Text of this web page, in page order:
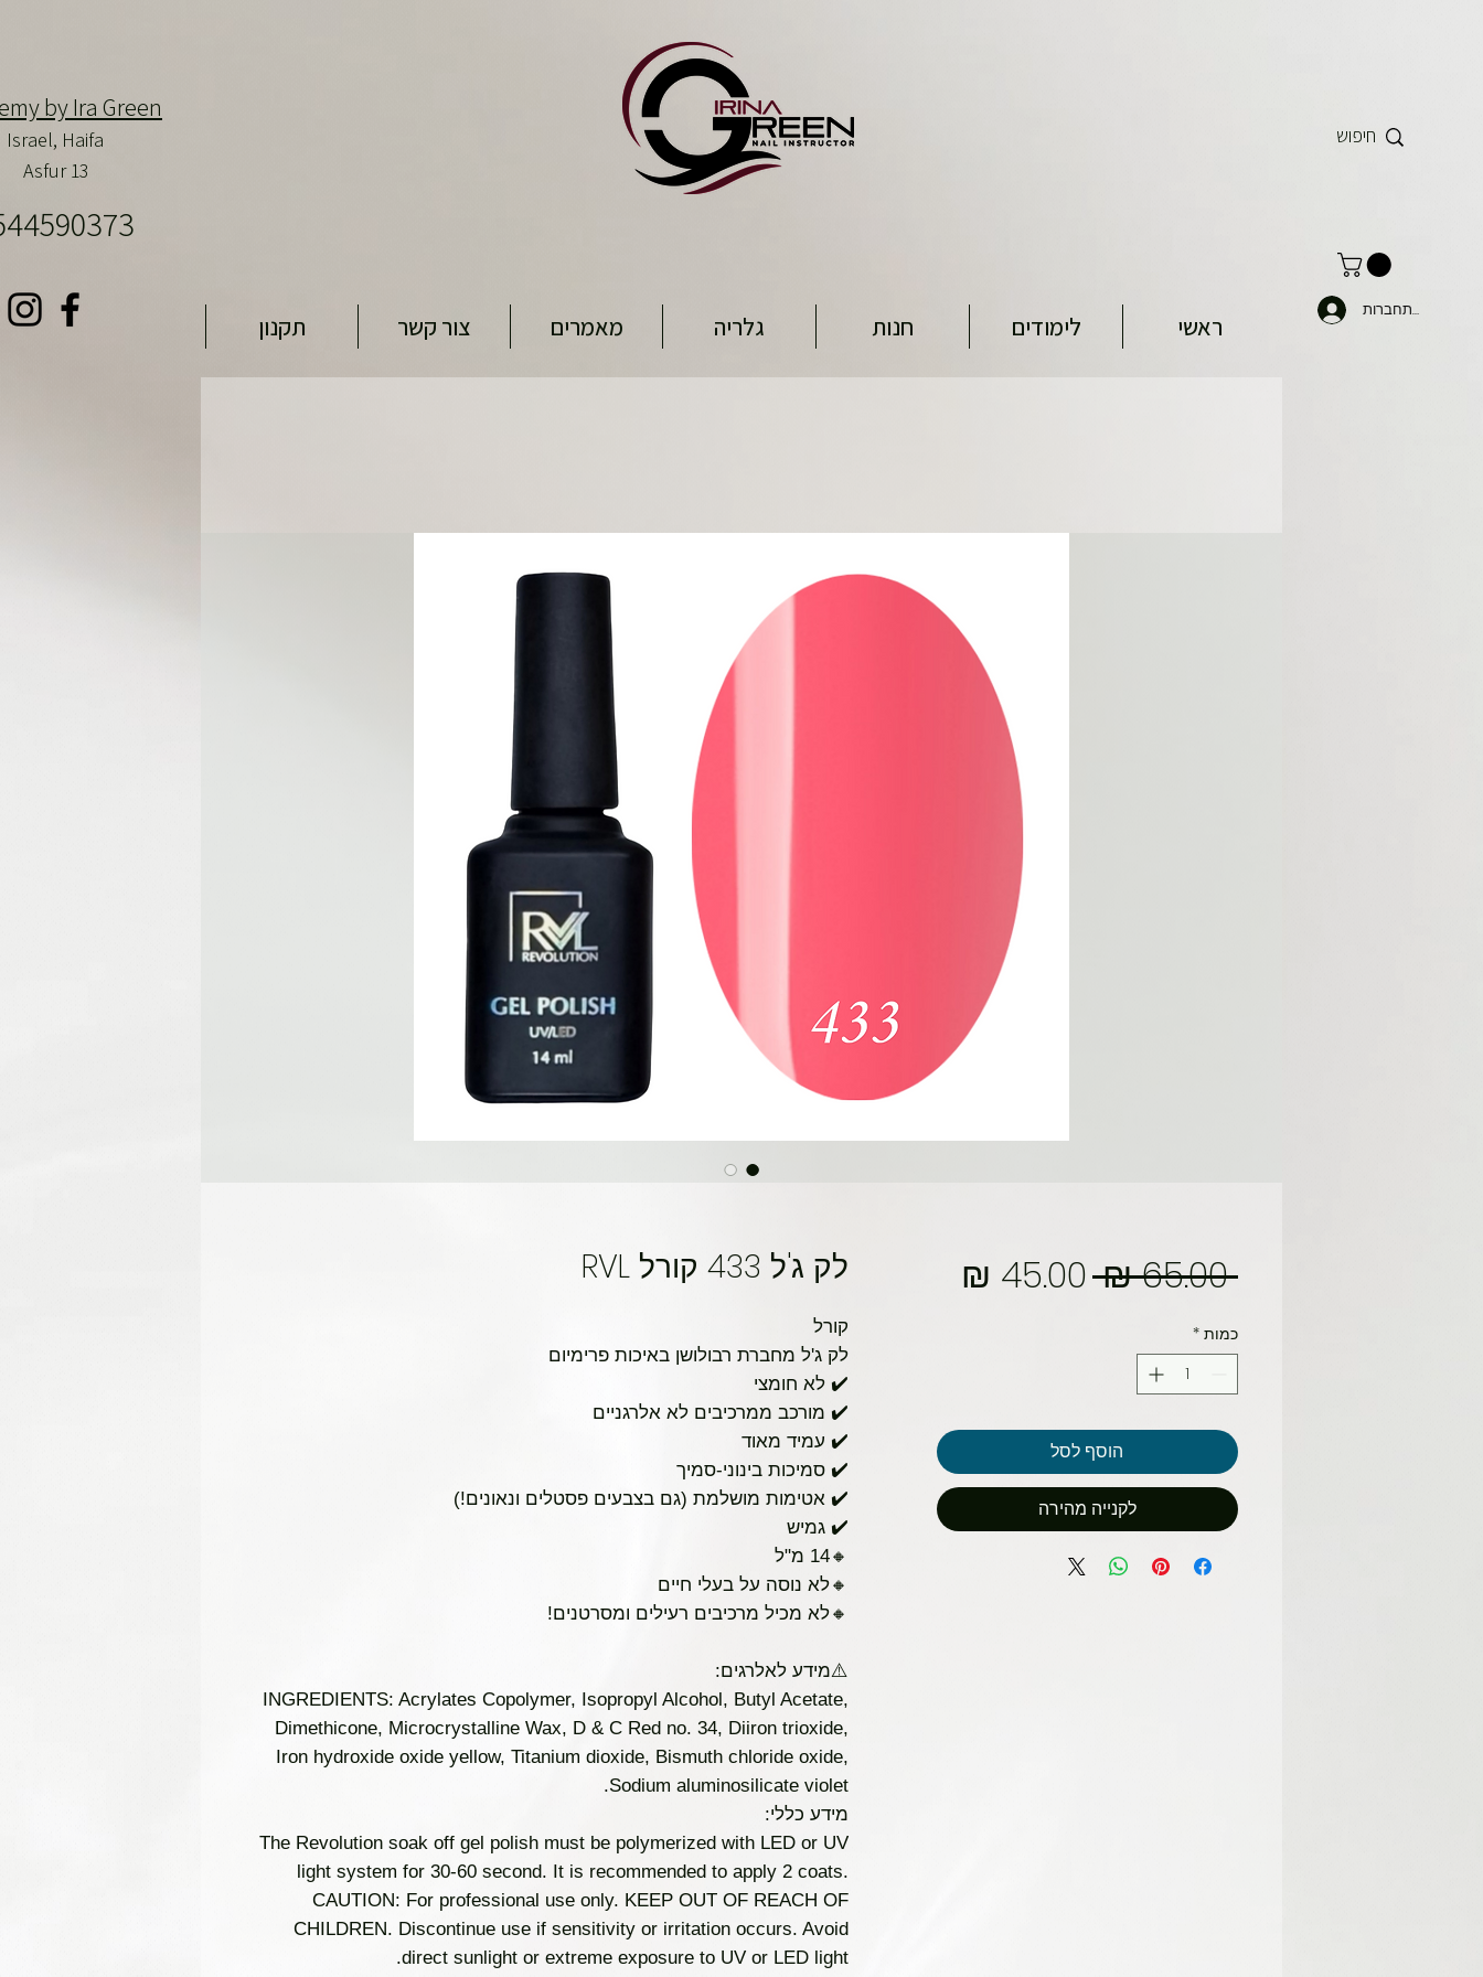
by Ira Green
Israel, Haifa
Asfur 13
להתחברות
ראשי לימודים חנות גלריה מאמרים צור קשר תקנון
לק ג'ל 433 קורל RVL
קורל
לק ג'ל מחברת רבולושן באיכות פרימיום
✔️ לא חומצי
✔️ מורכב ממרכיבים לא אלרגניים
✔️ עמיד מאוד
✔️ סמיכות בינוני-סמיך
✔️ אטימות מושלמת (גם בצבעים פסטלים ונאונים!)
✔️ גמיש
🔸14 מ"ל
🔸לא נוסה על בעלי חיים
🔸לא מכיל מרכיבים רעילים ומסרטנים!
⚠️מידע לאלרגים:
INGREDIENTS: Acrylates Copolymer, Isopropyl Alcohol, Butyl Acetate,
Dimethicone, Microcrystalline Wax, D & C Red no. 34, Diiron trioxide,
Iron hydroxide oxide yellow, Titanium dioxide, Bismuth chloride oxide,
Sodium aluminosilicate violet.
מידע כללי:
The Revolution soak off gel polish must be polymerized with LED or UV
light system for 30-60 second. It is recommended to apply 2 coats.
CAUTION: For professional use only. KEEP OUT OF REACH OF
CHILDREN. Discontinue use if sensitivity or irritation occurs. Avoid
direct sunlight or extreme exposure to UV or LED light.
‏65.00 ‏₪
מחיר
כמות *
הוסף לסל
לקנייה מהירה